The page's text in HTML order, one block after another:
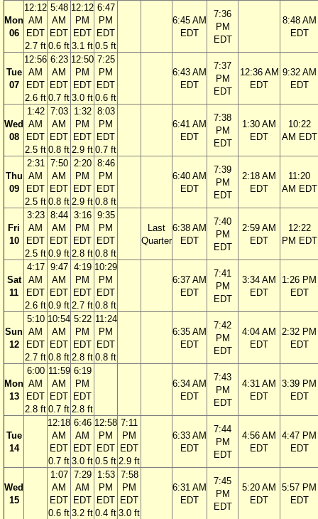
Mon
06
12:12
AM
EDT
2.7 ft
5:48
AM
EDT
0.6 ft
12:12
PM
EDT
3.1 ft
6:47
PM
EDT
0.5 ft
6:45 AM
EDT
7:36
PM
EDT
8:48 AM
EDT
Tue
07
12:56
AM
EDT
2.6 ft
6:23
AM
EDT
0.7 ft
12:50
PM
EDT
3.0 ft
7:25
PM
EDT
0.6 ft
6:43 AM
EDT
7:37
PM
EDT
12:36 AM
EDT
9:32 AM
EDT
Wed
08
1:42
AM
EDT
2.5 ft
7:03
AM
EDT
0.8 ft
1:32
PM
EDT
2.9 ft
8:03
PM
EDT
0.7 ft
6:41 AM
EDT
7:38
PM
EDT
1:30 AM
EDT
10:22
AM EDT
Thu
09
2:31
AM
EDT
2.5 ft
7:50
AM
EDT
0.8 ft
2:20
PM
EDT
2.9 ft
8:46
PM
EDT
0.8 ft
6:40 AM
EDT
7:39
PM
EDT
2:18 AM
EDT
11:20
AM EDT
Fri
10
3:23
AM
EDT
2.5 ft
8:44
AM
EDT
0.9 ft
3:16
PM
EDT
2.8 ft
9:35
PM
EDT
0.8 ft
Last
Quarter
6:38 AM
EDT
7:40
PM
EDT
2:59 AM
EDT
12:22
PM EDT
Sat
11
4:17
AM
EDT
2.6 ft
9:47
AM
EDT
0.9 ft
4:19
PM
EDT
2.7 ft
10:29
PM
EDT
0.8 ft
6:37 AM
EDT
7:41
PM
EDT
3:34 AM
EDT
1:26 PM
EDT
Sun
12
5:10
AM
EDT
2.7 ft
10:54
AM
EDT
0.8 ft
5:22
PM
EDT
2.8 ft
11:24
PM
EDT
0.8 ft
6:35 AM
EDT
7:42
PM
EDT
4:04 AM
EDT
2:32 PM
EDT
Mon
13
6:00
AM
EDT
2.8 ft
11:59
AM
EDT
0.7 ft
6:19
PM
EDT
2.8 ft
6:34 AM
EDT
7:43
PM
EDT
4:31 AM
EDT
3:39 PM
EDT
Tue
14
12:18
AM
EDT
0.7 ft
6:46
AM
EDT
3.0 ft
12:58
PM
EDT
0.5 ft
7:11
PM
EDT
2.9 ft
6:33 AM
EDT
7:44
PM
EDT
4:56 AM
EDT
4:47 PM
EDT
Wed
15
1:07
AM
EDT
0.6 ft
7:29
AM
EDT
3.2 ft
1:53
PM
EDT
0.4 ft
7:58
PM
EDT
3.0 ft
6:31 AM
EDT
7:45
PM
EDT
5:20 AM
EDT
5:57 PM
EDT